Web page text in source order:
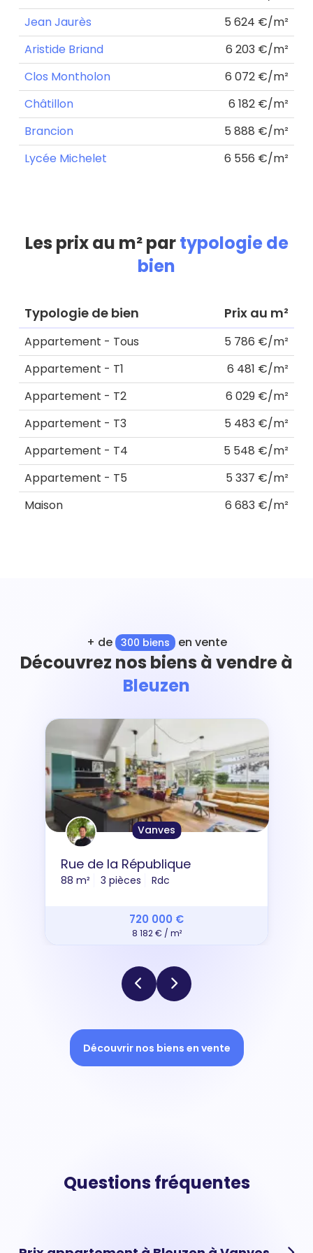
Jean Jaurès
5 624 €/m²
Aristide Briand
6 203 €/m²
Clos Montholon
6 072 €/m²
Châtillon
6 182 €/m²
Brancion
5 888 €/m²
Lycée Michelet
6 556 €/m²
Les prix au m² partypologie de
bien
Typologie de bien Prix au m²
Appartement - Tous
5 786 €/m²
Appartement - T1
6 481 €/m²
Appartement - T2
6 029 €/m²
Appartement - T3
5 483 €/m²
Appartement - T4
5 548 €/m²
Appartement - T5
5 337 €/m²
Maison
6 683 €/m²
+ de 300 biens en vente
Découvrez nos biens à vendre à
Bleuzen
Vanves
Rue de la République
88 m² 3 pièces Rdc
720 000 €
8 182 € / m²
Découvrir nos biens en vente
Questions fréquentes